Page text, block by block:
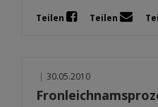
Teilen Teilen
| 30.05.2010